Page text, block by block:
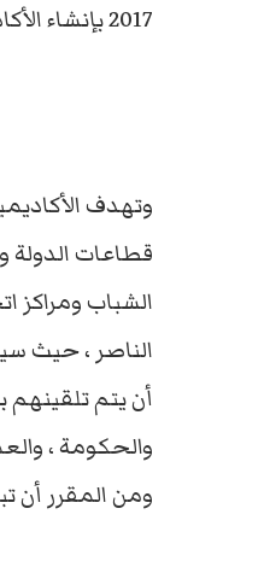
2017 بإنشاء الأكاديمية الوطنية لتدريب وتأهيل الشباب .
وتهدف
قطاعات الدولة
الشباب ومراكز
الناصر ، حيث
أن يتم
والحكومة ،
ومن المقرر أن